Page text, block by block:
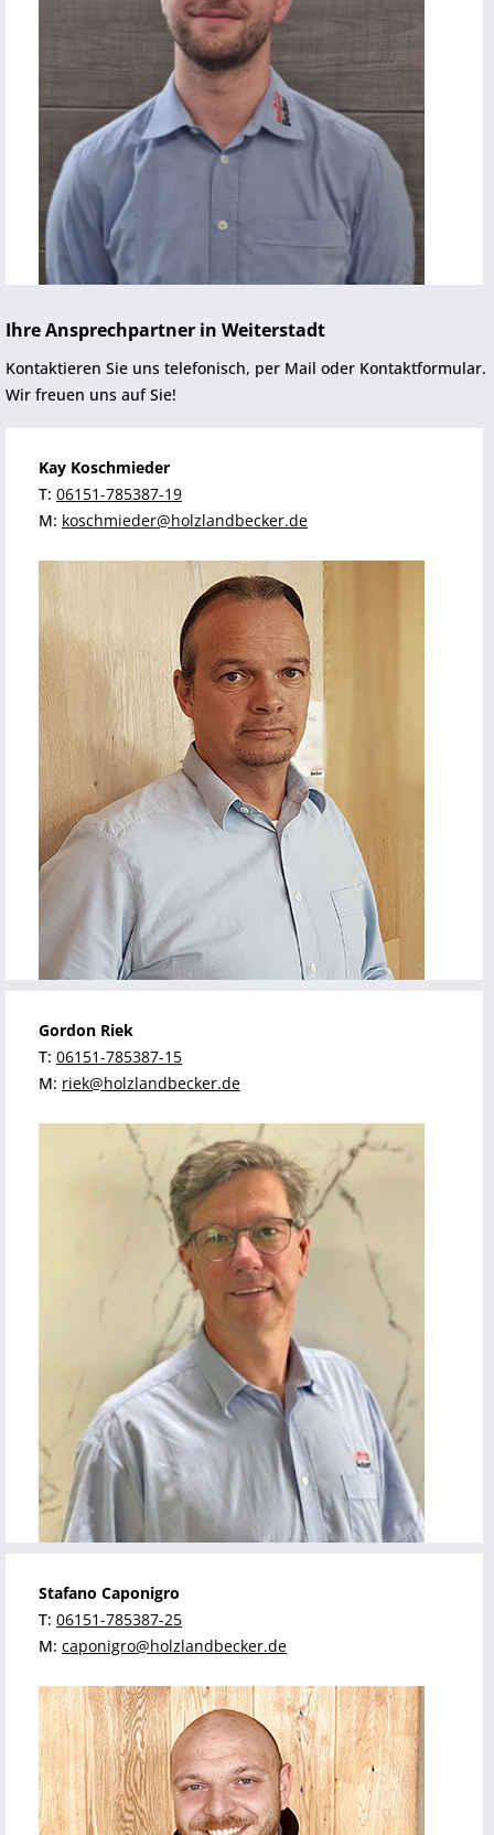
Ihre Ansprechpartner in Weiterstadt
Kontaktieren Sie uns telefonisch, per Mail oder Kontaktformular.
Wir freuen uns auf Sie!
Kay Koschmieder
T: 06151-785387-19
M: koschmieder@holzlandbecker.de
Gordon Riek
T: 06151-785387-15
M: riek@holzlandbecker.de
Stafano Caponigro
T: 06151-785387-25
M: caponigro@holzlandbecker.de